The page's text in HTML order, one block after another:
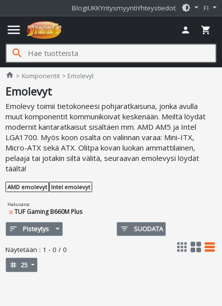
BlogiUKKYritysmyyntiYhteystiedot brightness_medium FI
menu person shopping_cart
search
home Jimms.fi
Komponentit Emolevyt
Emolevyt
Emolevy toimii tietokoneesi pohjaratkaisuna, jonka avulla
muut komponentit kommunikoivat keskenään. Meiltä löydät
modernit kantaratkaisut sisältäen mm. AMD AM5 ja Intel
LGA1700. Myös koon osalta on valinnan varaa: Mini-ITX,
Micro-ATX sekä ATX. Olitpa kovan luokan ammattilainen,
pelaaja tai jotakin siltä välitä, seuraavan emolevysi löydät
täältä!
AMD emolevyt Intel emolevyt
Hakusana:
close TUF Gaming B660M Plus
sort Pisteytys filter_list SUODATA
Näytetään : 1 - 0 / 0 apps grid_view table_rows
tag 25